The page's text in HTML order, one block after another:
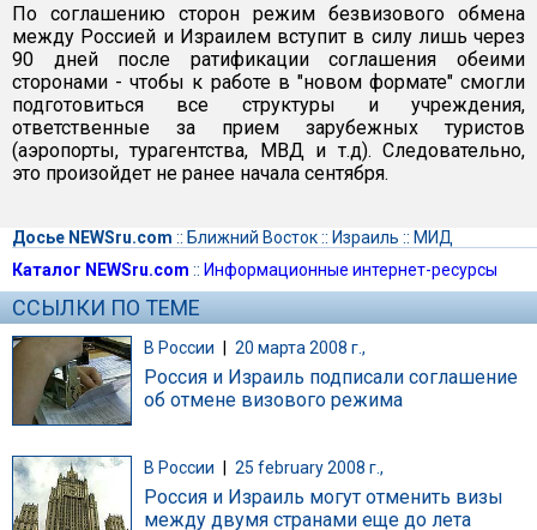
По соглашению сторон режим безвизового обмена
между Россией и Израилем вступит в силу лишь через
90 дней после ратификации соглашения обеими
сторонами - чтобы к работе в "новом формате" смогли
подготовиться все структуры и учреждения,
ответственные за прием зарубежных туристов
(аэропорты, турагентства, МВД и т.д). Следовательно,
это произойдет не ранее начала сентября.
Досье NEWSru.com :: Ближний Восток:: Израиль :: МИД
Каталог NEWSru.com :: Информационные интернет-ресурсы
ССЫЛКИ ПО ТЕМЕ
В России | 20 марта 2008 г.,
Россия и Израиль подписали соглашение
об отмене визового режима
В России 25 february 2008 г.,
Россия и Израиль могут отменить визы
между двумя странами еще до лета